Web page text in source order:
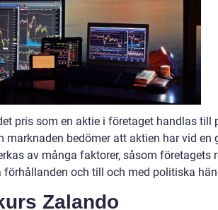
pris som en aktie i företaget handlas till
marknaden bedömer att aktien har vid en
av många faktorer, såsom företagets
förhållanden och till och med politiska
Zalando